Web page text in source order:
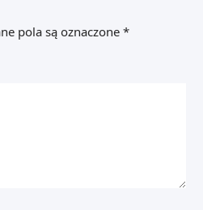
pola są oznaczone *